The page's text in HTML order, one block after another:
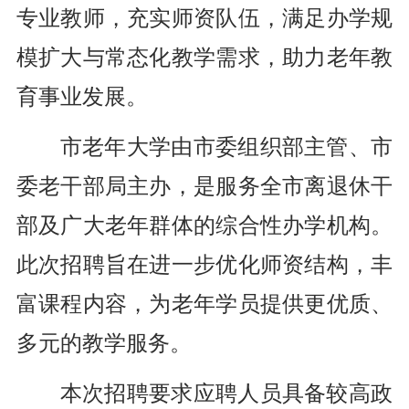
专业教师，充实师资队伍，满足办学规
模扩大与常态化教学需求，助力老年教
育事业发展。
市老年大学由市委组织部主管、市
委老干部局主办，是服务全市离退休干
部及广大老年群体的综合性办学机构。
此次招聘旨在进一步优化师资结构，丰
富课程内容，为老年学员提供更优质、
多元的教学服务。
本次招聘要求应聘人员具备较高政